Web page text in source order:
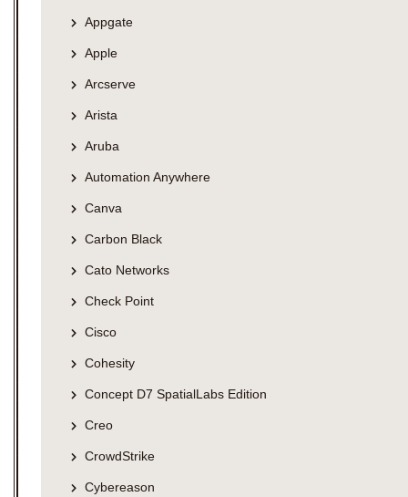
Appgate
Apple
Arcserve
Arista
Aruba
Automation Anywhere
Canva
Carbon Black
Cato Networks
Check Point
Cisco
Cohesity
Concept D7 SpatialLabs Edition
Creo
CrowdStrike
Cybereason